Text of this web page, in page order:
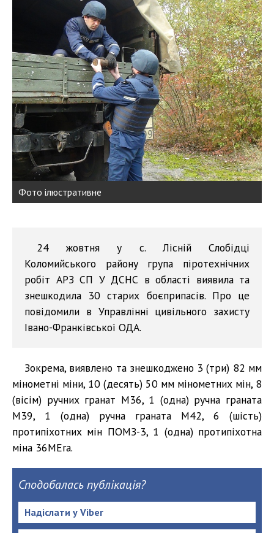
Фото ілюстративне
24 жовтня у с. Лісній Слобідці
Коломийського району група піротехнічних
робіт АРЗ СП У ДСНС в області виявила та
знешкодила 30 старих боєприпасів. Про це
повідомили в Управлінні цивільного захисту
Івано-Франківської ОДА.
Зокрема, виявлено та знешкоджено 3 (три) 82 мм
мінометні міни, 10 (десять) 50 мм мінометних мін, 8
(вісім) ручних гранат М36, 1 (одна) ручна граната
М39, 1 (одна) ручна граната М42, 6 (шість)
протипіхотних мін ПОМЗ-3, 1 (одна) протипіхотна
міна 36МEra.
Сподобалась публікація?
Надіслати у Viber